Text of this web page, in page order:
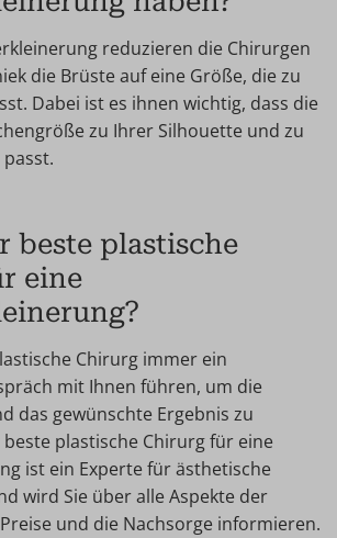
reduzieren die Chirurgen
die Brüste auf eine Größe, die zu
Dabei ist es ihnen wichtig, dass die
zu Ihrer Silhouette und zu
beste plastische
eine
Chirurg immer ein
mit Ihnen führen, um die
das gewünschte Ergebnis zu
plastische Chirurg für eine
ist ein Experte für ästhetische
wird Sie über alle Aspekte der
und die Nachsorge informieren.